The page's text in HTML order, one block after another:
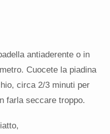
antiaderente o in
Cuocete la piadina
circa 2/3 minuti per
farla seccare troppo.